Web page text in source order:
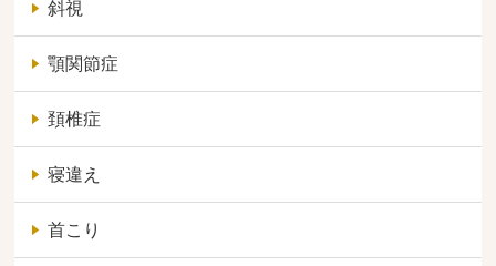
斜視
顎関節症
頚椎症
寝違え
首こり